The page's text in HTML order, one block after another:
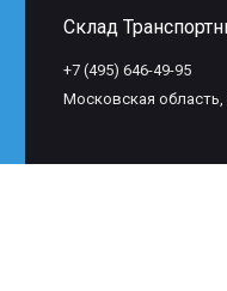
Склад
+7 (495) 646-49-95
Московская